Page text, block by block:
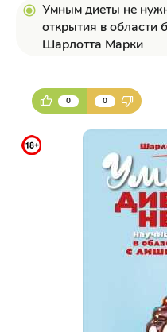
Умным диеты не
открытия в области
Шарлотта Марки
0 0